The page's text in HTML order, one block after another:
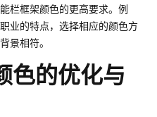
栏框架颜色的更高要求。例
业的特点，选择相应的颜色方
景相符。
色的优化与